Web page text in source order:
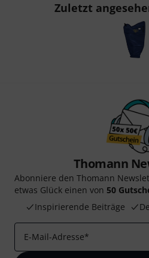
Zuletzt
Thomann
Abonniere den Thomann
etwas Glück einen von 50
Inspirierende Beiträge
E-Mail-Adresse*